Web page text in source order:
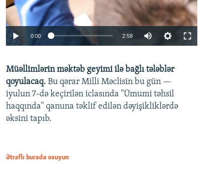
0:00 2:58
360p
480p
720p
Müəllimlərin məktəb geyimi ilə bağlı tələblər
qoyulacaq. Bu qərar Milli Məclisin bu gün —
iyulun 7-də keçirilən iclasında "Ümumi təhsil
haqqında" qanuna təklif edilən dəyişikliklərdə
əksini tapıb.
Ətraflı burada oxuyun